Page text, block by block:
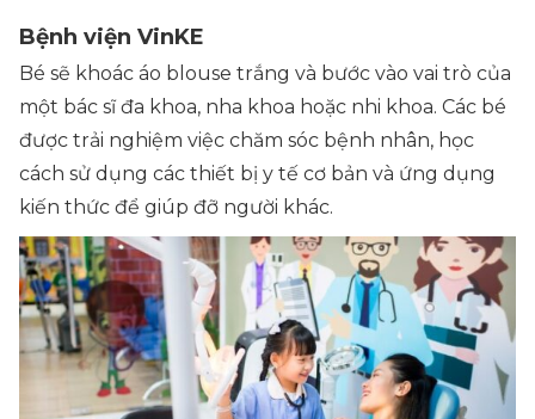
Bệnh viện VinKE
Bé sẽ khoác áo blouse trắng và bước vào vai trò của
một bác sĩ đa khoa, nha khoa hoặc nhi khoa. Các bé
được trải nghiệm việc chăm sóc bệnh nhân, học
cách sử dụng các thiết bị y tế cơ bản và ứng dụng
kiến thức để giúp đỡ người khác.